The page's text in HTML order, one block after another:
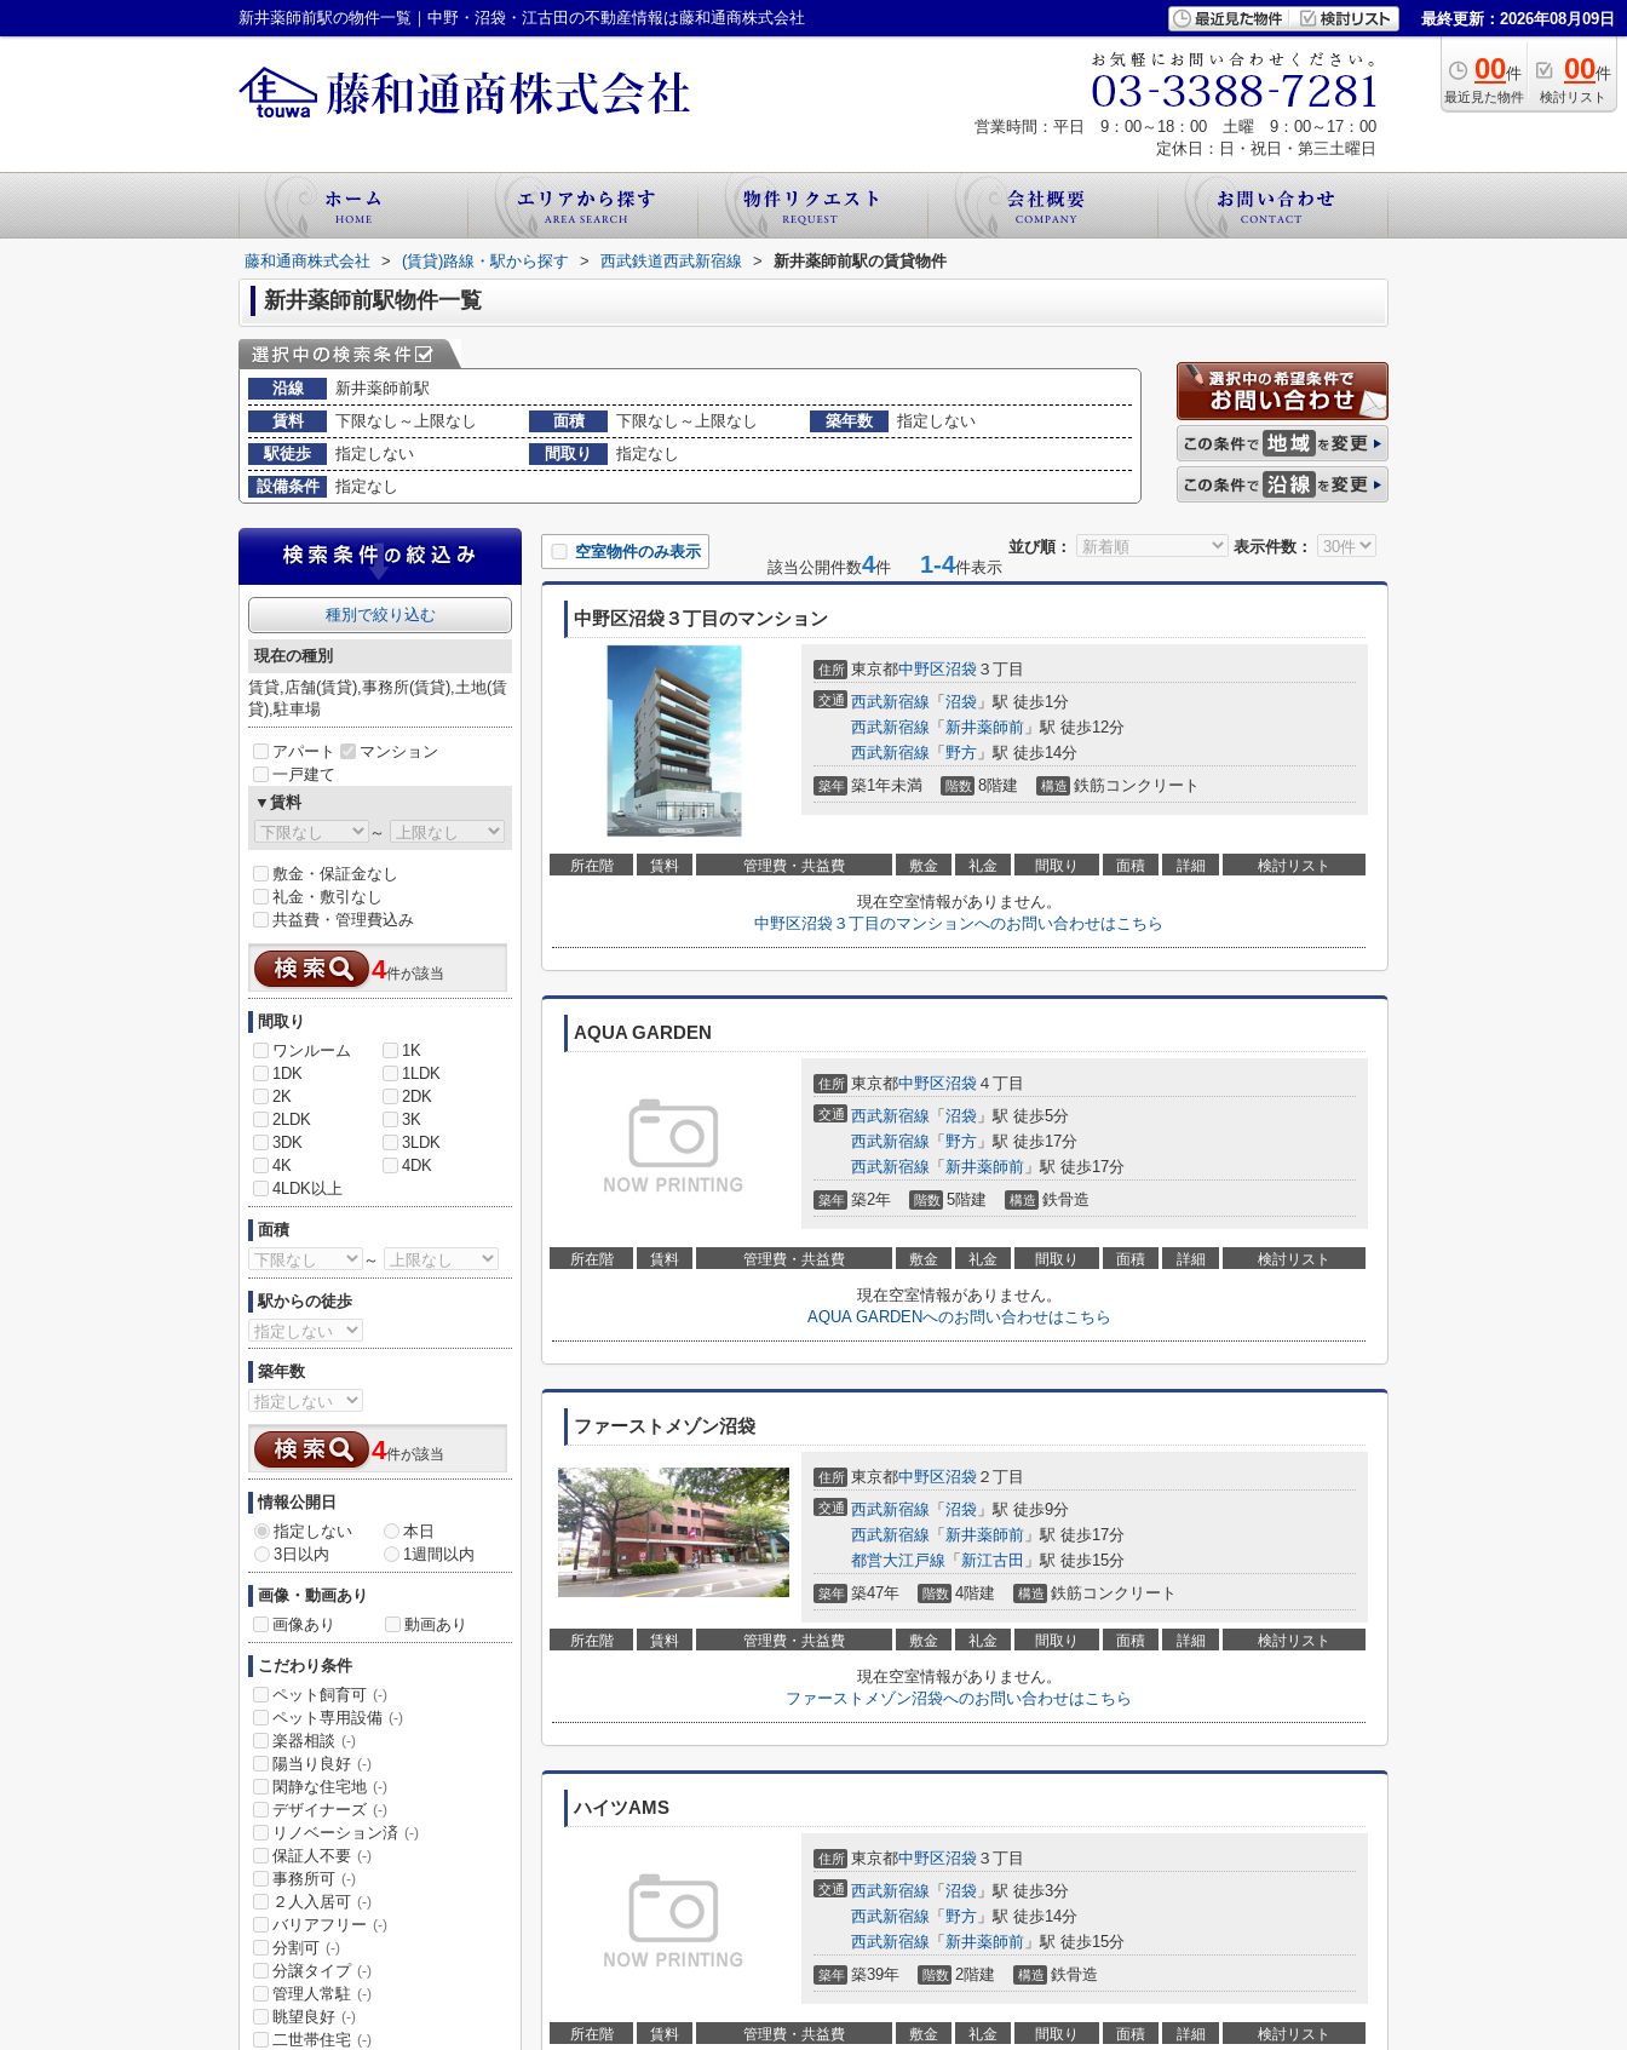
新井薬師前駅の物件一覧｜中野・沼袋・江古田の不動産情報は藤和通商株式会社 最終更新：2026年08月09日
00件
最近見た物件
00件
検討リスト
営業時間：平日 9：00～18：00 土曜 9：00～17：00
定休日：日・祝日・第三土曜日
藤和通商株式会社 > (賃貸)路線・駅から探す > 西武鉄道西武新宿線 > 新井薬師前駅の賃貸物件
新井薬師前駅物件一覧
沿線
新井薬師前駅
賃料
下限なし～上限なし 面積 下限なし～上限なし 築年数
指定しない
駅徒歩
指定しない 間取り
指定なし
設備条件
指定なし
並び順： 表示件数：
空室物件のみ表示
該当公開件数4件 1-4件表示
中野区沼袋３丁目のマンション
住所 東京都中野区沼袋 ３丁目
交通 西武新宿線 「 沼袋 」駅 徒歩1分
西武新宿線 「 新井薬師前 」駅 徒歩12分
西武新宿線 「 野方 」駅 徒歩14分
築年 築1年未満 階数 8階建 構造 鉄筋コンクリート
所在階 賃料 管理費・共益費 敷金 礼金 間取り 面積 詳細 検討リスト
現在空室情報がありません。
中野区沼袋３丁目のマンションへのお問い合わせはこちら
AQUA GARDEN
住所 東京都中野区沼袋 ４丁目
交通 西武新宿線 「 沼袋 」駅 徒歩5分
西武新宿線 「 野方 」駅 徒歩17分
西武新宿線 「 新井薬師前 」駅 徒歩17分
築年 築2年 階数 5階建 構造 鉄骨造
所在階 賃料 管理費・共益費 敷金 礼金 間取り 面積 詳細 検討リスト
現在空室情報がありません。
AQUA GARDENへのお問い合わせはこちら
ファーストメゾン沼袋
住所 東京都中野区沼袋 ２丁目
交通 西武新宿線 「 沼袋 」駅 徒歩9分
西武新宿線 「 新井薬師前 」駅 徒歩17分
都営大江戸線 「 新江古田 」駅 徒歩15分
築年 築47年 階数 4階建 構造 鉄筋コンクリート
所在階 賃料 管理費・共益費 敷金 礼金 間取り 面積 詳細 検討リスト
現在空室情報がありません。
ファーストメゾン沼袋へのお問い合わせはこちら
ハイツAMS
住所 東京都中野区沼袋 ３丁目
交通 西武新宿線 「 沼袋 」駅 徒歩3分
西武新宿線 「 野方 」駅 徒歩14分
西武新宿線 「 新井薬師前 」駅 徒歩15分
築年 築39年 階数 2階建 構造 鉄骨造
所在階 賃料 管理費・共益費 敷金 礼金 間取り 面積 詳細 検討リスト
種別で絞り込む
現在の種別
賃貸,店舗(賃貸),事務所(賃貸),土地(賃
貸),駐車場
アパート
マンション
一戸建て
▼賃料
～
敷金・保証金なし
礼金・敷引なし
共益費・管理費込み
4件が該当
間取り
ワンルーム
1K
1DK
1LDK
2K
2DK
2LDK
3K
3DK
3LDK
4K
4DK
4LDK以上
面積
～
駅からの徒歩
築年数
4件が該当
情報公開日
指定しない
本日
3日以内
1週間以内
画像・動画あり
画像あり
動画あり
こだわり条件
ペット飼育可 (-)
ペット専用設備 (-)
楽器相談 (-)
陽当り良好 (-)
閑静な住宅地 (-)
デザイナーズ (-)
リノベーション済 (-)
保証人不要 (-)
事務所可 (-)
２人入居可 (-)
バリアフリー (-)
分割可 (-)
分譲タイプ (-)
管理人常駐 (-)
眺望良好 (-)
二世帯住宅 (-)